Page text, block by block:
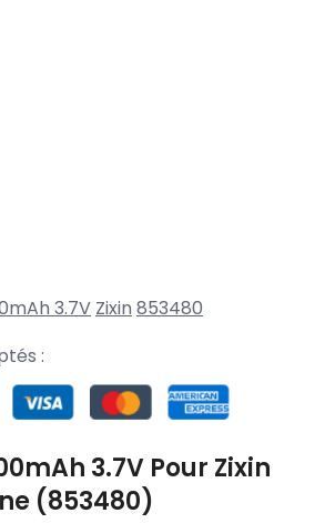
3.7V Zixin 853480
:
3.7V Pour Zixin
(853480)